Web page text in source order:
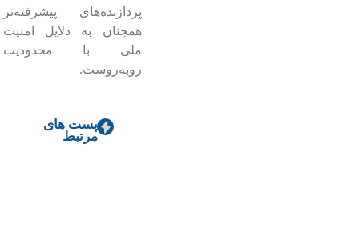
پست های
مرتبط
پردازنده‌های پیشرفته‌تر
همچنان به دلایل امنیت
ملی با محدودیت
روبه‌روست.